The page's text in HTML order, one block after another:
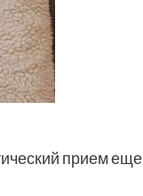
прием еще